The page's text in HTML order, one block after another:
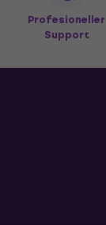
Profesioneller
Support